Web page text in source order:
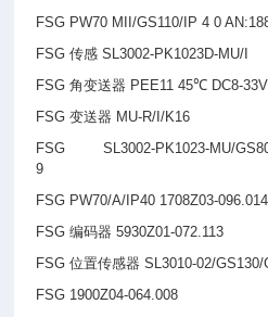
FSG PW70 MII/GS110/IP 4 0
FSG传感 SL3002-PK1023D-
FSG角变送器 PEE11 45℃ DC8-
FSG变送器 MU-R/I/K16
FSG SL3002-PK1023-MU/GS80/
9
FSG PW70/A/IP40 1708Z03-
FSG编码器 5930Z01-072.113
FSG位置传感器 SL3010-02/
FSG 1900Z04-064.008